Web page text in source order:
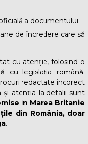
a documentului.
de încredere care să
cu atenție, folosind o
cu legislația română.
redactate incorect
și atenția la detalii sunt
in Marea Britanie
din România, doar
.